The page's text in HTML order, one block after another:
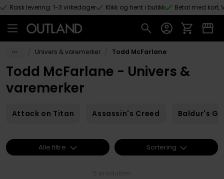
Hopp til hovedinnhold
Rask levering: 1-3 virkedager Klikk og hent i butikk Betal med kort,
Univers & varemerker Todd McFarlane
Todd McFarlane - Univers &
varemerker
Attack on Titan Assassin's Creed Baldur's
Alle filtre Sortering